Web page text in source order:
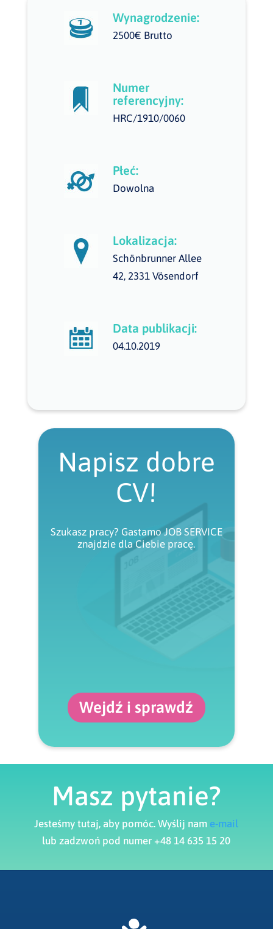
Wynagrodzenie:
2500€ Brutto
Numer
referencyjny:
HRC/1910/0060
Płeć:
Dowolna
Lokalizacja:
Schönbrunner Allee
42, 2331 Vösendorf
Data publikacji:
04.10.2019
Napisz dobre
CV!
Szukasz pracy? Gastamo JOB SERVICE
znajdzie dla Ciebie pracę.
Wejdź i sprawdź
Masz pytanie?
Jesteśmy tutaj, aby pomóc. Wyślij nam e-mail
lub zadzwoń pod numer +48 14 635 15 20